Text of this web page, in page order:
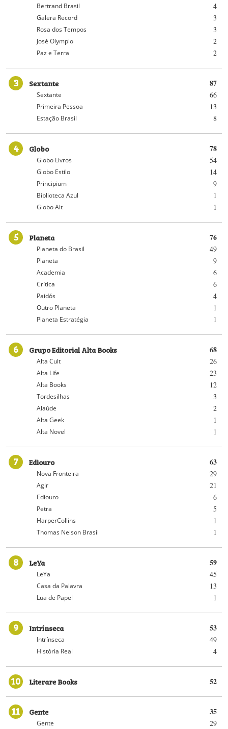
4
Bertrand Brasil
3
Galera Record
3
Rosa dos Tempos
2
José Olympio
2
Paz e Terra
3 87
Sextante
66
Sextante
13
Primeira Pessoa
8
Estação Brasil
4 78
Globo
54
Globo Livros
14
Globo Estilo
9
Principium
1
Biblioteca Azul
1
Globo Alt
5 76
Planeta
49
Planeta do Brasil
9
Planeta
6
Academia
6
Crítica
4
Paidós
1
Outro Planeta
1
Planeta Estratégia
6 68
Grupo Editorial Alta Books
26
Alta Cult
23
Alta Life
12
Alta Books
3
Tordesilhas
2
Alaúde
1
Alta Geek
1
Alta Novel
7 63
Ediouro
29
Nova Fronteira
21
Agir
6
Ediouro
5
Petra
1
HarperCollins
1
Thomas Nelson Brasil
8 59
LeYa
45
LeYa
13
Casa da Palavra
1
Lua de Papel
9 53
Intrínseca
49
Intrínseca
4
História Real
10 52
Literare Books
11 35
Gente
29
Gente